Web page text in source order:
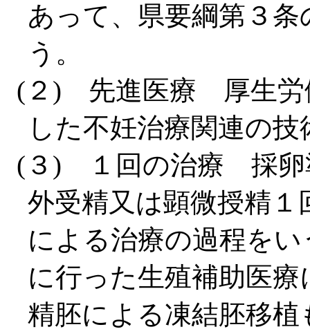
あって、県要綱第３
う。
(２) 先進医療 厚生労
した不妊治療関連の
(３) １回の治療 採卵
外受精又は顕微授精
による治療の過程を
に行った生殖補助医
精胚による凍結胚移